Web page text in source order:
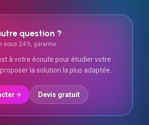
question ?
sous 24 h, garantie.
à votre écoute pour étudier votre
la solution la plus adaptée.
Devis gratuit